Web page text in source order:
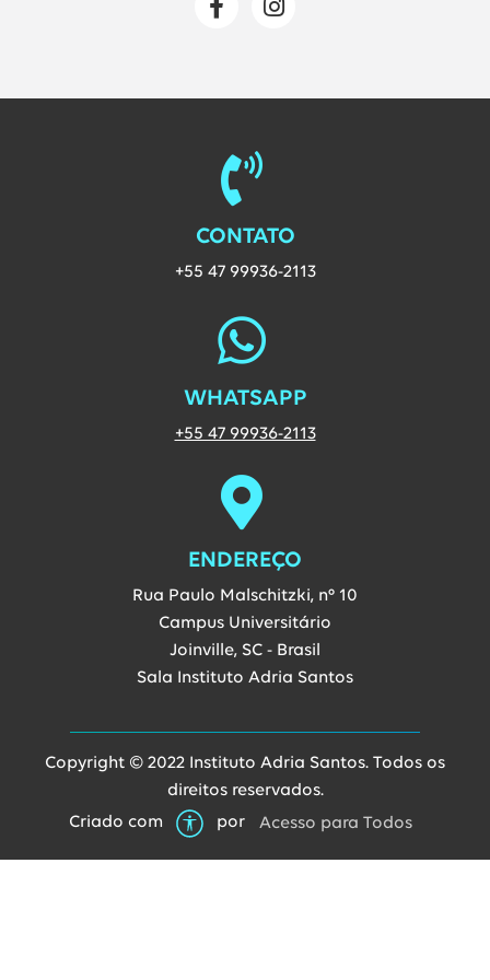
CONTATO
+55 47 99936-2113
WHATSAPP
+55 47 99936-2113Entre em contato via
ENDEREÇO
Rua Paulo Malschitzki, nº 10
Campus Universitário
Joinville, SC - Brasil
Sala Instituto Adria Santos
Copyright © 2022 Instituto Adria Santos. Todos os
direitos reservados.
Criado com
por Acesso para TodosLink abre